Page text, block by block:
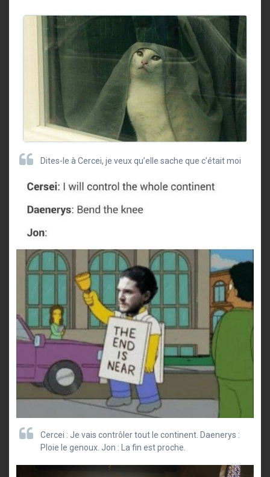
Dites-le à Cercei, je veux qu’elle sache que c’était moi
Cercei : Je vais contrôler tout le continent. Daenerys :
Ploie le genoux. Jon : La fin est proche.